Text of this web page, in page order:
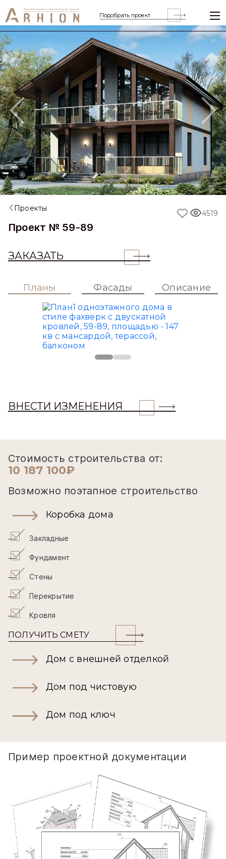
Подобрать проект
Previous
Проекты
Проект № 59-89
ЗАКАЗАТЬ
4519
Планы Фасады Описание
ВНЕСТИ ИЗМЕНЕНИЯ
Стоимость строительства от:
10 187 100₽
Возможно поэтапное строительство
Коробка дома
Закладные
Фундамент
Стены
Перекрытие
Кровля
ПОЛУЧИТЬ СМЕТУ
Дом с внешней отделкой
Дом под чистовую
Дом под ключ
Пример проектной документации